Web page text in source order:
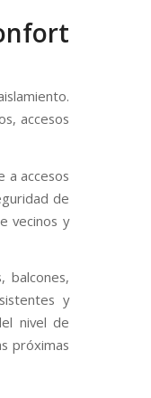
accesos
a accesos
de
vecinos y
balcones,
y
nivel de
próximas